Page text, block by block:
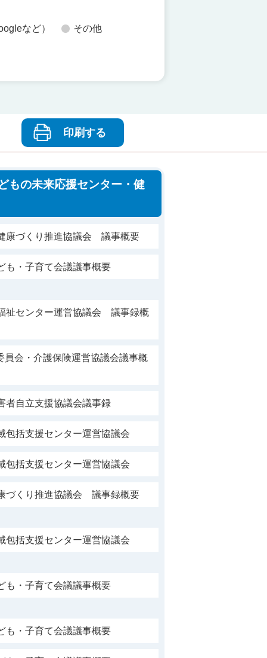
など） その他
印刷する
もの未来応援センター・健
康づくり推進協議会 議事概要
も・子育て会議議事概要
祉センター運営協議会 議事録概
員会・介護保険運営協議会議事概
者自立支援協議会議事録
包括支援センター運営協議会
包括支援センター運営協議会
づくり推進協議会 議事録概要
包括支援センター運営協議会
も・子育て会議議事概要
も・子育て会議議事概要